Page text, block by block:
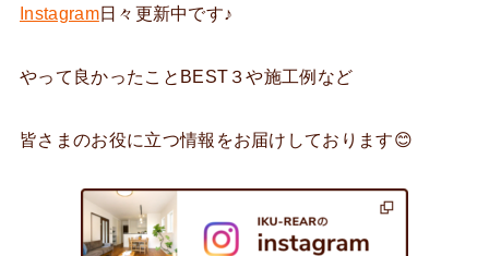
Instagram日々更新中です♪
やって良かったことBEST３や施工例など
皆さまのお役に立つ情報をお届けしております😊